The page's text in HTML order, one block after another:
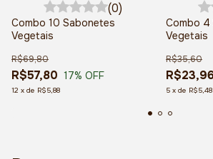
(0)
Combo 10 Sabonetes
Vegetais
R$57,80
R$69,80
17% OFF
12 x de R$5,88
Combo 4
Vegetais
R$35,60
5 x de R$5,48